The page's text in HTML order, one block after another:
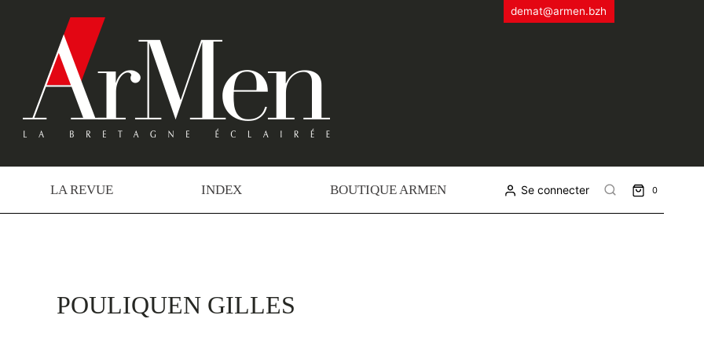
demat@armen.bzh
LA REVUE INDEX BOUTIQUE ARMEN Se connecter 0
POULIQUEN GILLES